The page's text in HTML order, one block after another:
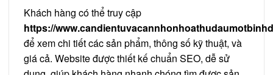
Khách hàng có thể truy cập
https://
để xem chi tiết các sản phẩm, thông số kỹ thuật, và
giá cả. Website được thiết kế chuẩn SEO, dễ sử